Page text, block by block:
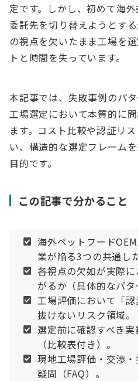
定です。しかし、初めて海外
委託先を切り替えようとす
の視点を欠いたまま工場を
トと時間を失っています。
本記事では、失敗事例のパタ
工場選定において本質的に
ます。コスト比較や認証リ
い、構造的な選定フレーム
目的です。
この記事で分かること
海外ペットフード
業が陥る3つの共通し
各視点の欠如が実際
がるか（具体的なパタ
工場評価において「
抜けないリスク領域。
選定前に確認すべき
（比較表付き）。
現地工場評価・交渉
疑問（FAQ）。